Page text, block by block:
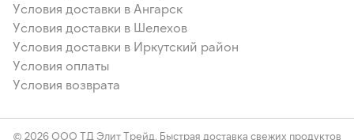
Условия доставки в Ангарск
Условия доставки в Шелехов
Условия доставки в Иркутский район
Условия оплаты
Условия возврата
© 2026 ООО ТД Элит Трейд. Быстрая доставка свежих продуктов